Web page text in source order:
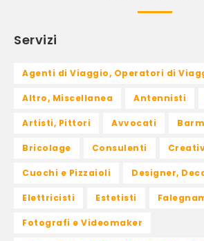
Servizi
Agenti di Viaggio, Operatori di
Altro, Miscellanea Antennisti
Artisti, Pittori Avvocati
Bricolage Consulenti
Cuochi e Pizzaioli Designer,
Elettricisti Estetisti
Fotografi e Videomaker